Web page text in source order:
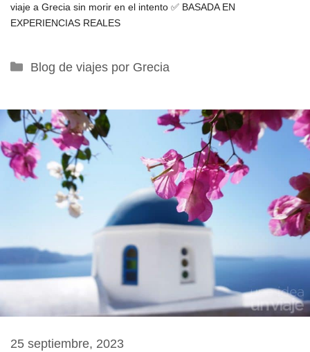
viaje a Grecia sin morir en el intento ✅ BASADA EN
EXPERIENCIAS REALES
Categorías
Blog de viajes por Grecia
25 septiembre, 2023